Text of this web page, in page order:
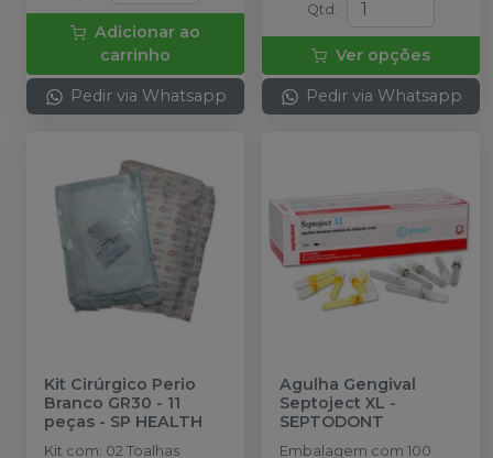
Adicionar ao
carrinho
Pedir via Whatsapp
Qtd :
Ver opções
Pedir via Whatsapp
Kit Cirúrgico Perio
Branco GR30 - 11
peças - SP HEALTH
Kit com: 02 Toalhas
Agulha Gengival
Septoject XL -
SEPTODONT
Embalagem com 100